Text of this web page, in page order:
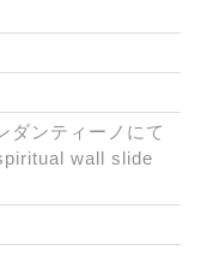
ダンティーノにて
wall slide